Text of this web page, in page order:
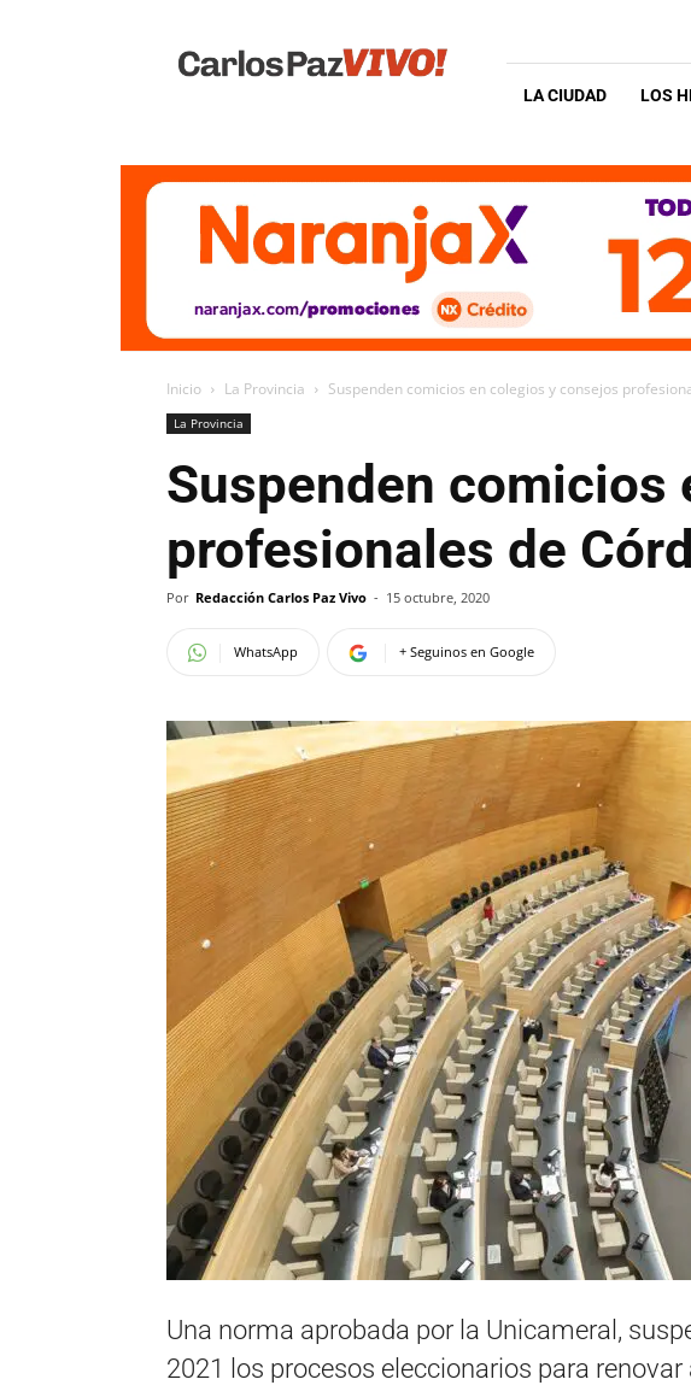
Vivo
LA CIUDAD LOS
Inicio La Provincia Suspenden comicios en colegios y consejos
La Provincia
Suspenden comicios
profesionales de
Por Redacción Carlos Paz Vivo - 15 octubre, 2020
WhatsApp + Seguinos en Google
Una norma aprobada por la Unicameral,
2021 los procesos eleccionarios para